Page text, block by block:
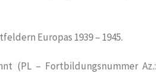
Europas 1939 – 1945.
(PL – Fortbildungsnummer Az.: